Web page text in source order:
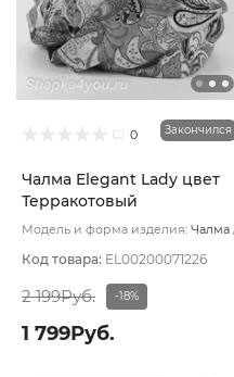
0 Закончился
Чалма Elegant Lady цвет
Терракотовый
Модель и форма изделия: Чалма
Код товара: EL00200071226
2 199Руб. -18%
1 799Руб.